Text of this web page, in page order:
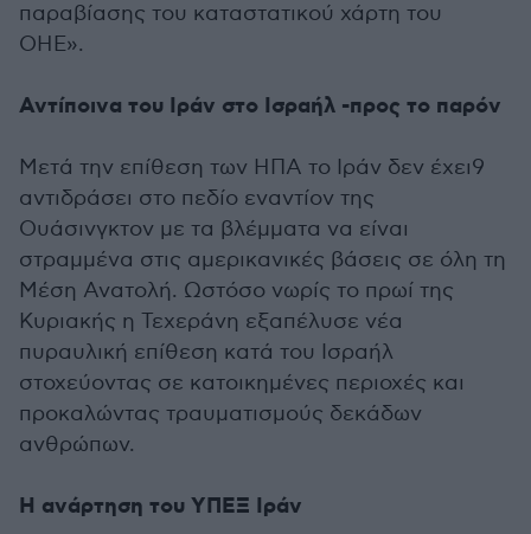
παραβίασης του καταστατικού χάρτη του
ΟΗΕ».
Αντίποινα του Ιράν στο Ισραήλ -προς το παρόν
Μετά την επίθεση των ΗΠΑ το Ιράν δεν έχει9
αντιδράσει στο πεδίο εναντίον της
Ουάσινγκτον με τα βλέμματα να είναι
στραμμένα στις αμερικανικές βάσεις σε όλη τη
Μέση Ανατολή. Ωστόσο νωρίς το πρωί της
Κυριακής η Τεχεράνη εξαπέλυσε νέα
πυραυλική επίθεση κατά του Ισραήλ
στοχεύοντας σε κατοικημένες περιοχές και
προκαλώντας τραυματισμούς δεκάδων
ανθρώπων.
Η ανάρτηση του ΥΠΕΞ Ιράν